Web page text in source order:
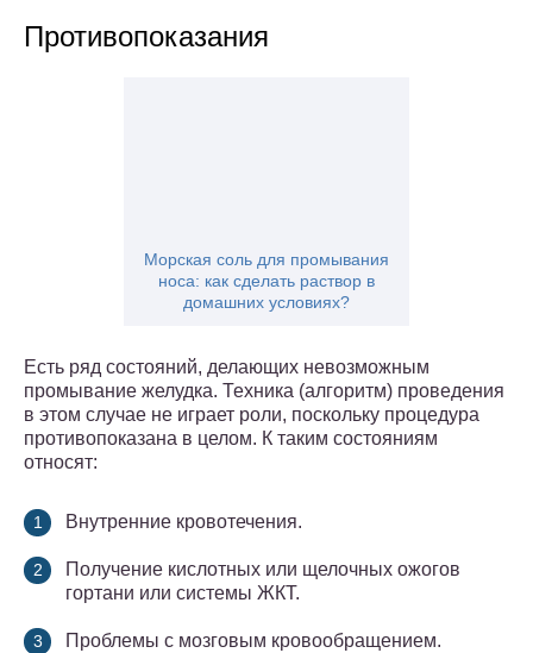
Противопоказания
Морская соль для промывания
носа: как сделать раствор в
домашних условиях?
Есть ряд состояний, делающих невозможным
промывание желудка. Техника (алгоритм) проведения
в этом случае не играет роли, поскольку процедура
противопоказана в целом. К таким состояниям
относят:
Внутренние кровотечения.
Получение кислотных или щелочных ожогов
гортани или системы ЖКТ.
Проблемы с мозговым кровообращением.